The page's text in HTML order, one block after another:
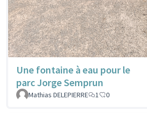
Une fontaine à eau pour le
parc Jorge Semprun
Mathias DELEPIERRE
1 0